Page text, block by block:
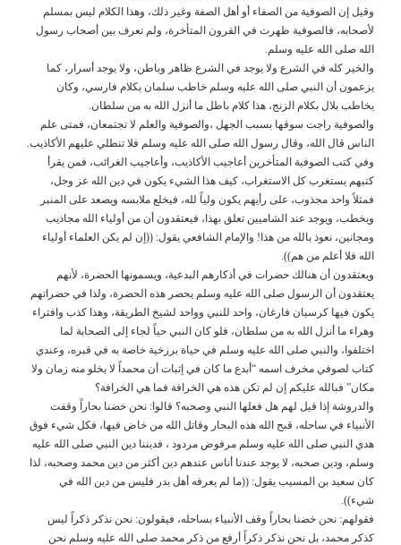
وقيل إن الصوفية من الصفاء أو أهل الصفة وغير ذلك، وهذا الكلام ليس بمسلم
لأصحابه، فالصوفية ظهرت في القرون المتأخرة، ولم تعرف بين أصحاب رسول
الله صلى الله عليه وسلم.
والخير كله في الشرع ولا يوجد في الشرع ظاهر وباطن، ولا يوجد أسرار، كما
يزعمون أن النبي صلى الله عليه وسلم خاطب سلمان بكلام فارسي، وكان
يخاطب بلال بكلام الزنج، هذا كلام باطل ما أنزل الله به من سلطان.
والصوفية راجت سوقها بسبب الجهل ،والصوفية والعلم لا تجتمعان، فمتى علم
الناس قال الله، وقال رسول الله صلى الله عليه وسلم فلا تنطلي عليهم الأكاذيب.
وفي كتب الصوفية المتأخرين أعاجيب الأكاذيب، وأعاجيب الغرائب، فمن يقرأ
كتبهم يستغرب كل الاستغراب، كيف هذا الشيء يكون في دين الله عز وجل،
فمثلاً واحد مجذوب، على رأيهم يكون ولياً لله، فيخلع ملابسه ويصعد على المنبر
ويخطب، ويوجد عند الشاميين تعلق بهذا، فيعتقدون أن من أولياء الله مجاذيب
ومجانين، نعوذ بالله من هذا! والإمام الشافعي يقول: ((إن لم يكن العلماء أولياء
الله فلا أعلم من هم)).
ويعتقدون أن هنالك حضرات في أذكارهم البدعية، ويسمونها الحضرة، لأنهم
يعتقدون أن الرسول صلى الله عليه وسلم يحضر هذه الحضرة، ولذا في حضراتهم
يكون فيها كرسيان فارغان، واحد للنبي وواحد لشيخ الطريقة، وهذا كذب وافتراء
وهراء ما أنزل الله به من سلطان، فلو كان النبي حياً لجاء إلى الصحابة لما
اختلفوا، والنبي صلى الله عليه وسلم في حياة برزخية خاصة به في قبره، وعندي
كتاب لصوفي مخرف اسمه “أبدع ما كان في إثبات أن محمداً لا يخلو منه زمان ولا
مكان” فبالله عليكم إن لم تكن هذه هي الخرافة فما هي الخرافة؟
والدروشة إذا قيل لهم هل فعلها النبي وصحبه؟ قالوا: نحن خضنا بحاراً وقفت
الأنبياء في ساحله، قبح الله هذه البحار وقاتل الله من خاض فيها، فكل شيء فوق
هدي النبي صلى الله عليه وسلم مرفوض مردود ، فديننا دين النبي صلى الله عليه
وسلم، ودين صحبه، لا يوجد عندنا أناس عندهم دين أكثر من دين محمد وصحبه، لذا
كان سعيد بن المسيب يقول: ((ما لم يعرفه أهل بدر فليس من دين الله في
شيء)).
فقولهم: نحن خضنا بحاراً وقف الأنبياء بساحله، فيقولون: نحن نذكر ذكراً ليس
كذكر محمد، بل نحن نذكر ذكراً أرفع من ذكر محمد صلى الله عليه وسلم نحن